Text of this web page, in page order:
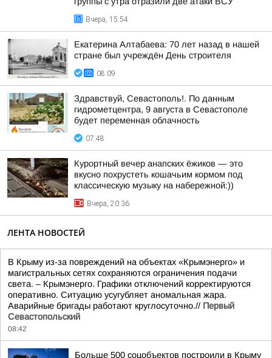
Вчера, 15:54
Екатерина Алтабаева: 70 лет назад в нашей
стране был учреждён День строителя
08:09
Здравствуй, Севастополь!. По данным
гидрометцентра, 9 августа в Севастополе
будет переменная облачность
07:48
Курортный вечер анапских ёжиков — это
вкусно похрустеть кошачьим кормом под
классическую музыку на набережной:))
Вчера, 20:36
ЛЕНТА НОВОСТЕЙ
В Крыму из-за повреждений на объектах «Крымэнерго» и
магистральных сетях сохраняются ограничения подачи
света. – Крымэнерго. Графики отключений корректируются
оперативно. Ситуацию усугубляет аномальная жара.
Аварийные бригады работают круглосуточно.// Первый
Севастопольский
08:42
Больше 500 соцобъектов построили в Крыму